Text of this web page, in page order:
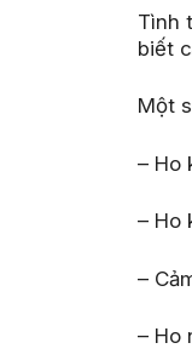
Tình
biết
Một
– Ho
– Ho
–
– Ho